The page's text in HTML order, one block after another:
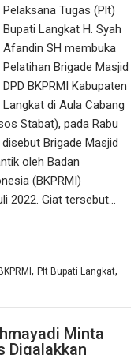
Pelaksana Tugas (Plt)
Bupati Langkat H. Syah
Afandin SH membuka
Pelatihan Brigade Masjid
DPD BKPRMI Kabupaten
Langkat di Aula Cabang
Stabat), pada Rabu
Brigade Masjid
oleh Badan
(BKPRMI)
2022. Giat tersebut…
,Plt Bupati Langkat,
Minta
Digalakkan